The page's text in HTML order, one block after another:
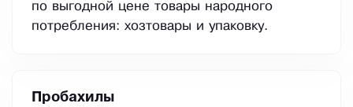
по выгодной цене товары народного
потребления: хозтовары и упаковку.
Пробахилы